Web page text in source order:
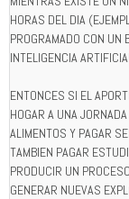
HORAS DEL DIA
PROGRAMADO CON UN
INTELIGENCIA
ENTONCES SI EL
HOGAR A UNA
ALIMENTOS Y PAGAR
TAMBIEN PAGAR
PRODUCIR UN
GENERAR NUEVAS